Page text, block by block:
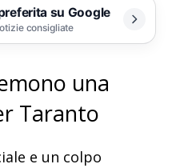
su Google
consigliate
una
Taranto
e un colpo